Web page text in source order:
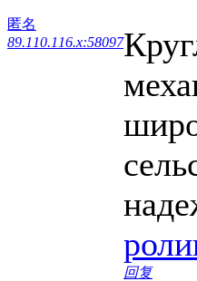
匿名
89.110.116.x:58097
回复